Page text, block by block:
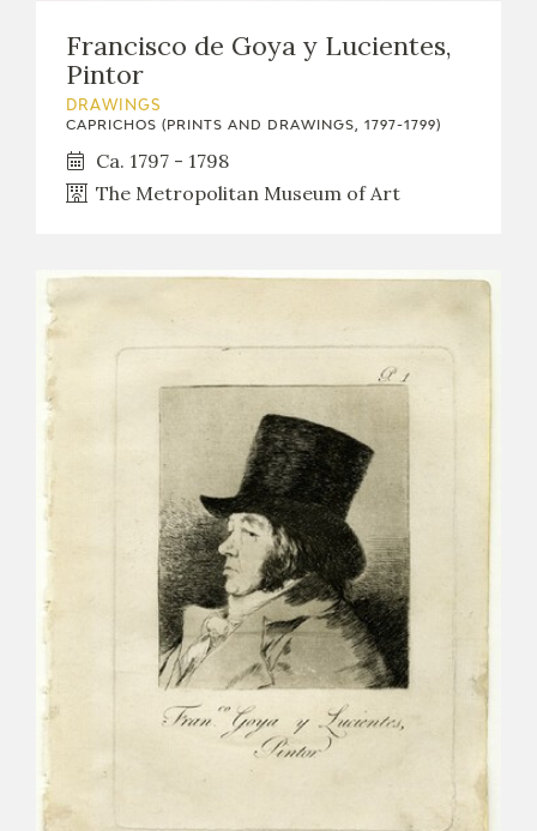
Francisco de Goya y Lucientes,
Pintor
DRAWINGS
CAPRICHOS (PRINTS AND DRAWINGS, 1797-1799)
Ca. 1797 - 1798
The Metropolitan Museum of Art